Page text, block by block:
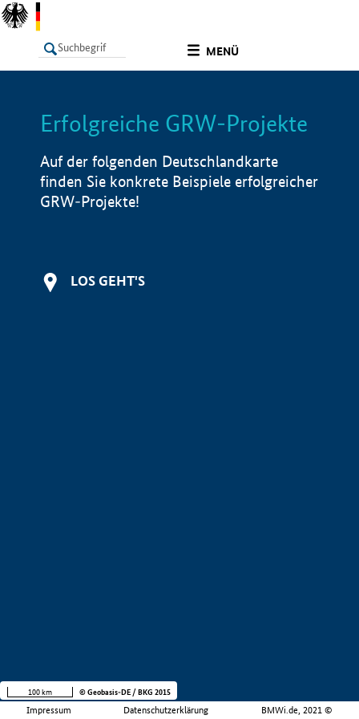
MENÜ
LISTE Info
Erfolgreiche GRW-Projekte
Auf der folgenden Deutschlandkarte
finden Sie konkrete Beispiele erfolgreicher
GRW-Projekte!
LOS GEHT'S
Impressum Datenschutzerklärung BMWi.de, 2021 ©
100 km © Geobasis-DE / BKG 2015